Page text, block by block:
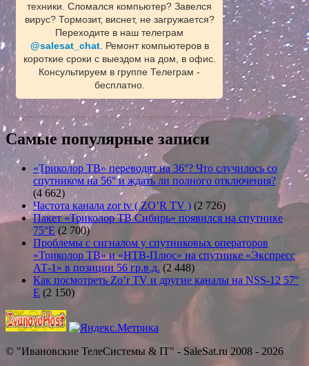
техники. Сломался компьютер? Завелся
вирус? Тормозит, виснет, не загружается?
Переходите в наш телеграм
@salesat_chat. Ремонт компьютеров в
короткие сроки с выездом на дом, в офис.
Консультируем в группе Телеграм -
бесплатно.
Самые популярные записи
«Триколор ТВ» переводят на 36°? Что случилось со
спутником на 56° и ждать ли полного отключения?
(4 662)
Частота канала zor tv ( ZO’R TV ) (2 726)
Пакет «Триколор ТВ Сибирь» появился на спутнике
75°E (2 700)
Проблемы с сигналом у спутниковых операторов
«Триколор ТВ» и «НТВ-Плюс» на спутнике «Экспресс
АТ-1» в позиции 56 гр.в.д. (2 448)
Как посмотреть Zo’r TV и другие каналы на NSS-12 57°
E (2 150)
© "Ивановские ТелеСистемы & IT" - SaleSat.ru 2008 - 2026